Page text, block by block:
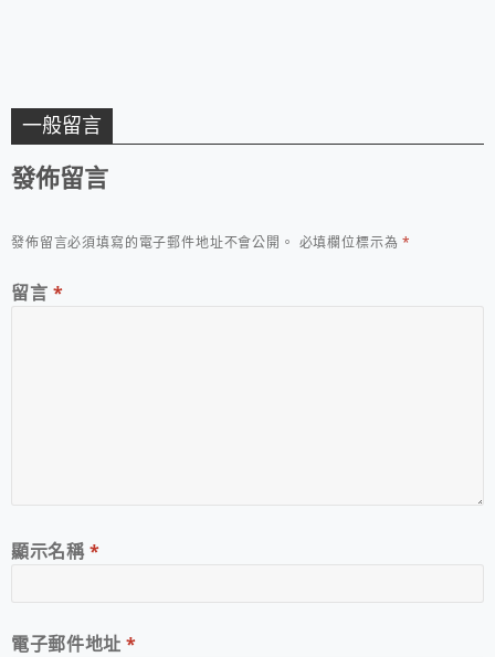
一般留言
發佈留言
發佈留言必須填寫的電子郵件地址不會公開。 必填欄位標示為*
留言 *
顯示名稱*
電子郵件地址*